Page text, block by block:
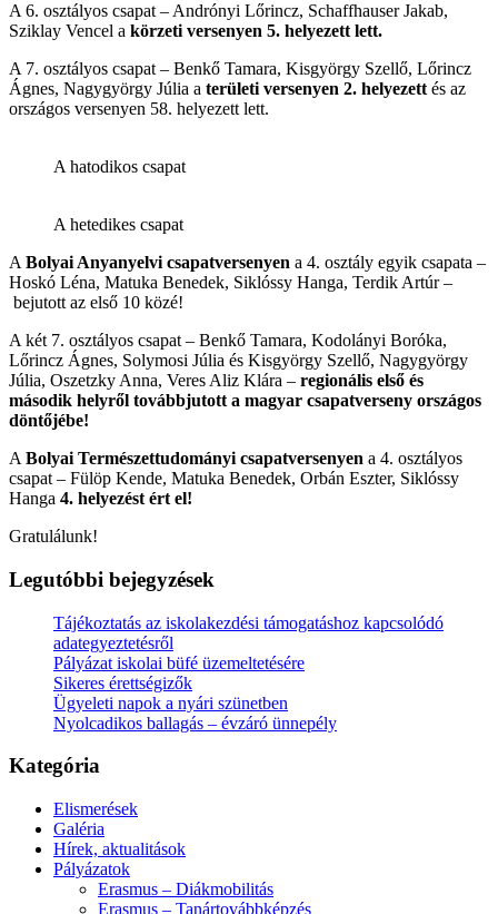
A 6. osztályos csapat – Andrónyi Lőrincz, Schaffhauser Jakab,
Sziklay Vencel a körzeti versenyen 5. helyezett lett.
A 7. osztályos csapat – Benkő Tamara, Kisgyörgy Szellő, Lőrincz
Ágnes, Nagygyörgy Júlia a területi versenyen 2. helyezett és az
országos versenyen 58. helyezett lett.
A hatodikos csapat
A hetedikes csapat
A Bolyai Anyanyelvi csapatversenyen a 4. osztály egyik csapata –
Hoskó Léna, Matuka Benedek, Siklóssy Hanga, Terdik Artúr –
bejutott az első 10 közé!
A két 7. osztályos csapat – Benkő Tamara, Kodolányi Boróka,
Lőrincz Ágnes, Solymosi Júlia és Kisgyörgy Szellő, Nagygyörgy
Júlia, Oszetzky Anna, Veres Aliz Klára – regionális első és
második helyről továbbjutott a magyar csapatverseny országos
döntőjébe!
A Bolyai Természettudományi csapatversenyen a 4. osztályos
csapat – Fülöp Kende, Matuka Benedek, Orbán Eszter, Siklóssy
Hanga 4. helyezést ért el!
Gratulálunk!
Legutóbbi bejegyzések
Tájékoztatás az iskolakezdési támogatáshoz kapcsolódó
adategyeztetésről
Pályázat iskolai büfé üzemeltetésére
Sikeres érettségizők
Ügyeleti napok a nyári szünetben
Nyolcadikos ballagás – évzáró ünnepély
Kategória
Elismerések
Galéria
Hírek, aktualitások
Pályázatok
Erasmus – Diákmobilitás
Erasmus – Tanártovábbképzés